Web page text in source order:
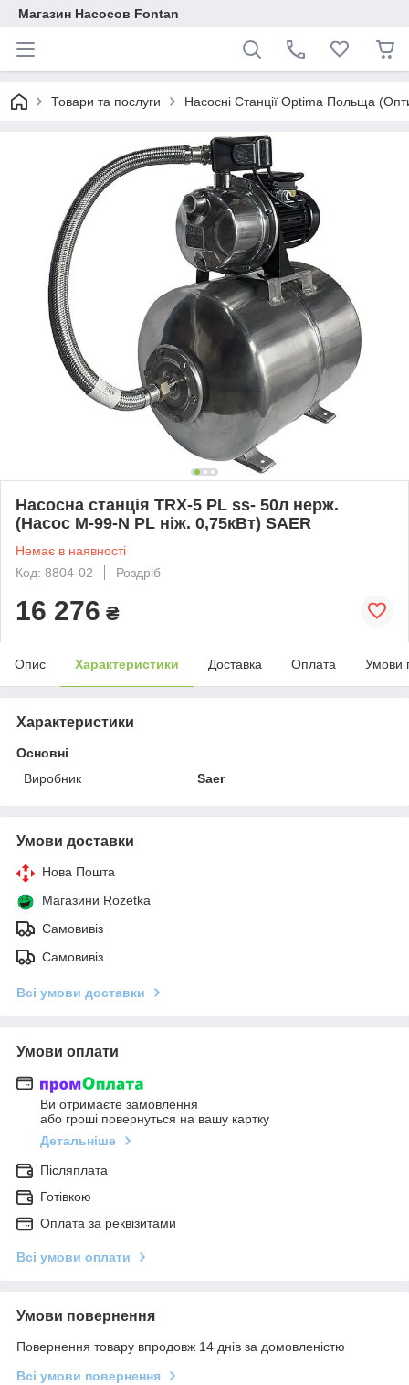
Магазин Насосов Fontan
Товари та послуги Насосні Станції Optima Польща
Насосна станція TRX-5 PL ss- 50л нерж.
(Насос M-99-N PL ніж. 0,75кВт) SAER
Немає в наявності
Код: 8804-02
Роздріб
16 276 ₴
Опис Характеристики Доставка Оплата Умови
Характеристики
Основні
Виробник
Saer
Умови доставки
Нова Пошта
Магазини Rozetka
Самовивіз
Самовивіз
Всі умови доставки
Умови оплати
Ви отримаєте замовлення
або гроші повернуться на вашу картку
Детальніше
Післяплата
Готівкою
Оплата за реквізитами
Всі умови оплати
Умови повернення
Повернення товару впродовж 14 днів за домовленістю
Всі умови повернення